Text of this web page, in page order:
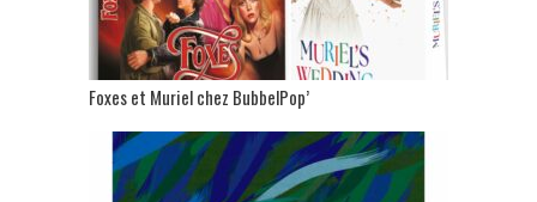
Foxes et Muriel chez BubbelPop’